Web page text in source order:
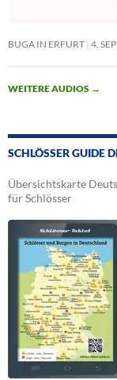
BUGA IN ERFURT 4.
WEITERE AUDIOS →
SCHLÖSSER GUIDE
Übersichtskarte
für Schlösser